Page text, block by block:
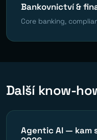
Bankovnictví &
Core banking,
Další know-
Agentic AI — kam